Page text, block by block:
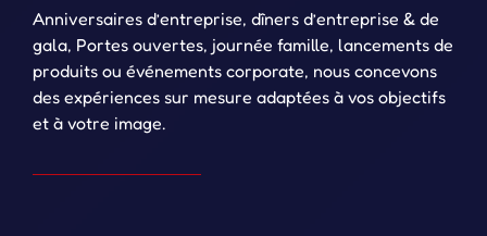
Anniversaires d’entreprise, dîners d’entreprise & de
gala, Portes ouvertes, journée famille, lancements de
produits ou événements corporate, nous concevons
des expériences sur mesure adaptées à vos objectifs
et à votre image.